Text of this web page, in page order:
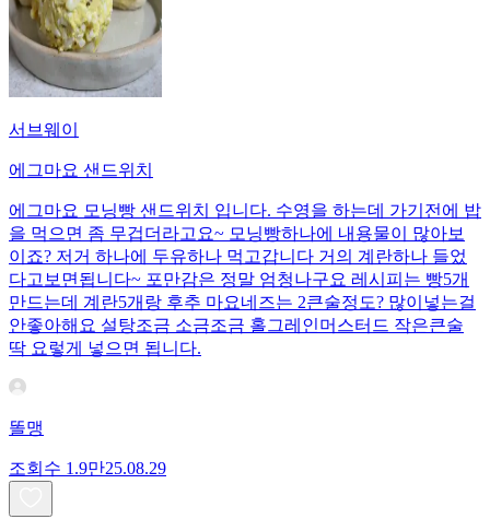
서브웨이
에그마요 샌드위치
에그마요 모닝빵 샌드위치 입니다. 수영을 하는데 가기전에 밥
을 먹으면 좀 무겁더라고요~ 모닝빵하나에 내용물이 많아보
이죠? 저거 하나에 두유하나 먹고갑니다 거의 계란하나 들었
다고보면됩니다~ 포만감은 정말 엄청나구요 레시피는 빵5개
만드는데 계란5개랑 후추 마요네즈는 2큰술정도? 많이넣는걸
안좋아해요 설탕조금 소금조금 홀그레인머스터드 작은큰술
딱 요렇게 넣으면 됩니다.
똘맹
조회수 1.9만25.08.29